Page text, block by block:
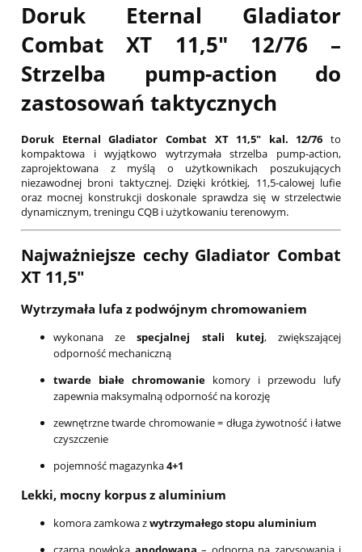
Doruk Eternal Gladiator
Combat XT 11,5" 12/76 –
Strzelba pump-action do
zastosowań taktycznych
Doruk Eternal Gladiator Combat XT 11,5" kal. 12/76 to
kompaktowa i wyjątkowo wytrzymała strzelba pump-action,
zaprojektowana z myślą o użytkownikach poszukujących
niezawodnej broni taktycznej. Dzięki krótkiej, 11,5-calowej lufie
oraz mocnej konstrukcji doskonale sprawdza się w strzelectwie
dynamicznym, treningu CQB i użytkowaniu terenowym.
Najważniejsze cechy Gladiator Combat
XT 11,5"
Wytrzymała lufa z podwójnym chromowaniem
wykonana zespecjalnej stali kutej, zwiększającej
odporność mechaniczną
twarde białe chromowanie komory i przewodu lufy
zapewnia maksymalną odporność na korozję
zewnętrzne twarde chromowanie = długa żywotność i łatwe
czyszczenie
pojemność magazynka4+1
Lekki, mocny korpus z aluminium
komora zamkowa zwytrzymałego stopu aluminium